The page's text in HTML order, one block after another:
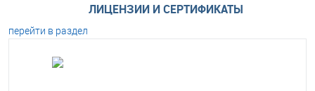
ЛИЦЕНЗИИ И СЕРТИФИКАТЫ
перейти в раздел